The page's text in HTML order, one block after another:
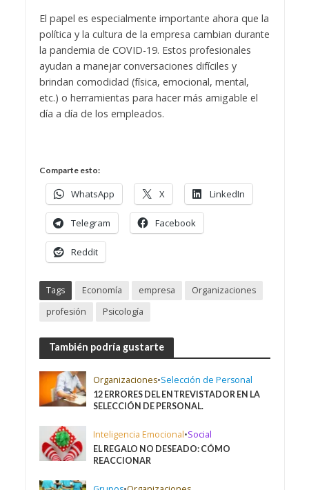
El papel es especialmente importante ahora que la
política y la cultura de la empresa cambian durante
la pandemia de COVID-19. Estos profesionales
ayudan a manejar conversaciones difíciles y
brindan comodidad (física, emocional, mental,
etc.) o herramientas para hacer más amigable el
día a día de los empleados.
Comparte esto:
WhatsApp X LinkedIn
Telegram Facebook
Reddit
Tags Economía empresa
Organizaciones
profesión
Psicología
También podría gustarte
Organizaciones•Selección de Personal
12 ERRORES DEL ENTREVISTADOR EN LA
SELECCIÓN DE PERSONAL.
Inteligencia Emocional•Social
EL REGALO NO DESEADO: CÓMO
REACCIONAR